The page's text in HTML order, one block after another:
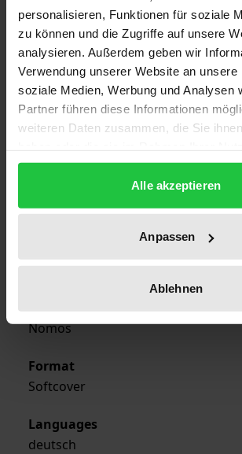
personalisieren, Funktionen für soziale
zu können und die Zugriffe auf unsere
analysieren. Außerdem geben wir
Verwendung unserer Website an unsere
soziale Medien, Werbung und Analysen
Partner führen diese Informationen
weiteren Daten zusammen, die Sie
gesammelt haben.
Alle akzeptieren
Anpassen
Ablehnen
1
ISBN
978-3-7890-2063-6
Subtitle
Erfahrungen und Perspektiven
Publication Date
Jul 13, 1990
1990
Publisher
Nomos
Format
Softcover
Languages
deutsch